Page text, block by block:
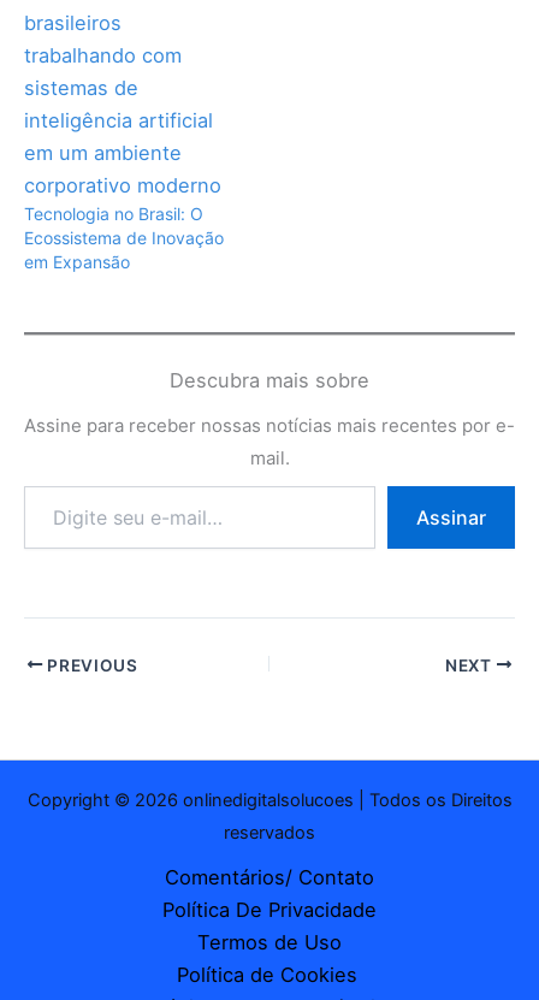
Tecnologia no Brasil: O
Ecossistema de Inovação
em Expansão
Descubra mais sobre
Assine para receber nossas notícias mais recentes por e-
mail.
e-
Assinar
PREVIOUS NEXT
Copyright © 2026 onlinedigitalsolucoes | Todos os Direitos
reservados
Comentários/ Contato
Política De Privacidade
Termos de Uso
Política de Cookies